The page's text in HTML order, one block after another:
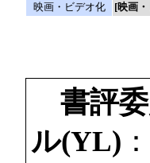
映画・ビデオ化
[映画
書評委
ル(YL) ：